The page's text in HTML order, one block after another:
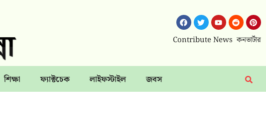
Contribute News কনভার্টার
শিক্ষা ফ্যাক্টচেক লাইফস্টাইল জবস